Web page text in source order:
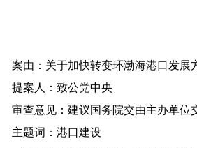
案由：关于加快转变环渤海港口发展
提案人：致公党中央
审查意见：建议国务院交由主办单位
主题词：港口建设